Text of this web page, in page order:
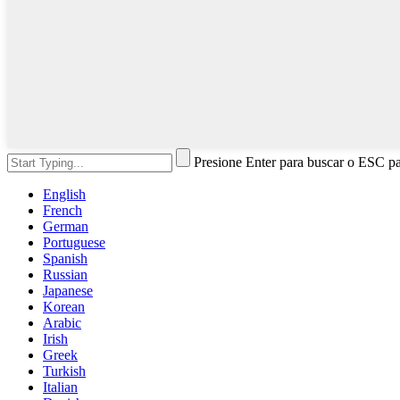
Presione Enter para buscar o ESC
English
French
German
Portuguese
Spanish
Russian
Japanese
Korean
Arabic
Irish
Greek
Turkish
Italian